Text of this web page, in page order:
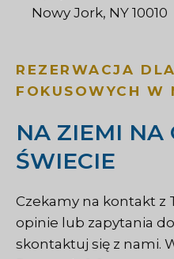
REZERWACJA
FOKUSOWYCH W
NA ZIEMI NA
ŚWIECIE
Czekamy na kontakt z
opinie lub zapytania
skontaktuj się z nami.
Nowy Jork, NY 10010